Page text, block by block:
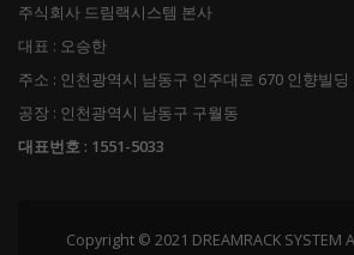
주식회사 드림랙시스템 본사
대표 : 오승한
주소 : 인천광역시 남동구 인주대로 670 인향빌딩
공장 : 인천광역시 남동구 구월동
대표번호 : 1551-5033
Copyright © 2021 DREAMRACK